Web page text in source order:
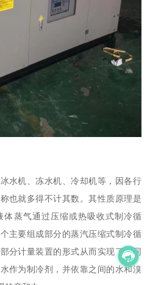
水机、冻水机、冷却机等，因各行
也就多得不计其数。其性质原理是
蒸气通过压缩或热吸收式制冷循
主要组成部分的蒸汽压缩式制冷循
分计量装置的形式从而实现了不同
作为制冷剂，并依靠之间的水和溴